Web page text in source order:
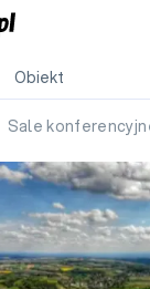
Obiekt
Sale